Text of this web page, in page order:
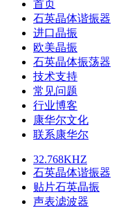
首页
石英晶体谐振器
进口晶振
欧美晶振
石英晶体振荡器
技术支持
常见问题
行业博客
康华尔文化
联系康华尔
32.768KHZ
石英晶体谐振器
贴片石英晶振
声表滤波器